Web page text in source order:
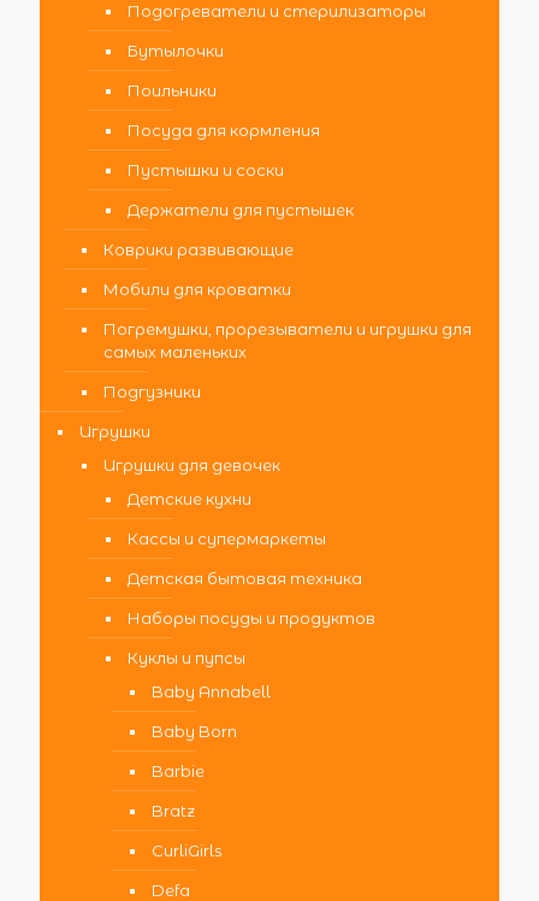
Подогреватели и стерилизаторы
Бутылочки
Поильники
Посуда для кормления
Пустышки и соски
Держатели для пустышек
Коврики развивающие
Мобили для кроватки
Погремушки, прорезыватели и игрушки для
самых маленьких
Подгузники
Игрушки
Игрушки для девочек
Детские кухни
Кассы и супермаркеты
Детская бытовая техника
Наборы посуды и продуктов
Куклы и пупсы
Baby Annabell
Baby Born
Barbie
Bratz
CurliGirls
Defa